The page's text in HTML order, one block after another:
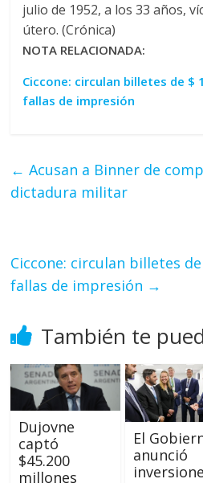
julio de 1952, a los 33 años,
útero. (Crónica)
NOTA RELACIONADA:
Ciccone: circulan billetes de $
fallas de impresión
← Acusan a Binner de
dictadura militar
Ciccone: circulan billetes
fallas de impresión →
También te
Dujovne
captó
$45.200
millones
El
anunció